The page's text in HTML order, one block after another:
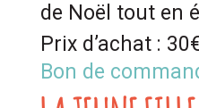
de Noël tout en
Prix d’achat :
Bon de